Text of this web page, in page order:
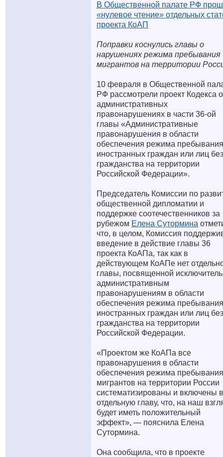
В Общественной палате РФ
«нулевое чтение» отдельных
проекта КоАП
Поправки коснулись главы о
нарушениях режима пребывания
мигрантов на территории
10 февраля в Общественной
РФ рассмотрели проект Кодекса
административных
правонарушениях в части 36-ой
главы «Административные
правонарушения в области
обеспечения режима пребывания
иностранных граждан или лиц без
гражданства на территории
Российской Федерации».
Председатель Комиссии по
общественной дипломатии и
поддержке соотечественников за
рубежом Елена Сутормина
что, в целом, Комиссия
введение в действие главы 36
проекта КоАПа, так как в
действующем КоАПе нет
главы, посвященной
административным
правонарушениям в области
обеспечения режима пребывания
иностранных граждан или лиц без
гражданства на территории
Российской Федерации.
«Проектом же КоАПа все
правонарушения в области
обеспечения режима пребывания
мигрантов на территории России
систематизированы и включены в
отдельную главу, что, на наш
будет иметь положительный
эффект», — пояснила Елена
Сутормина.
Она сообщила, что в проекте